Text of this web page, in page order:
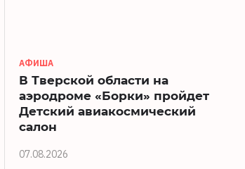
АФИША
В Тверской области на
аэродроме «Борки» пройдет
Детский авиакосмический
салон
07.08.2026